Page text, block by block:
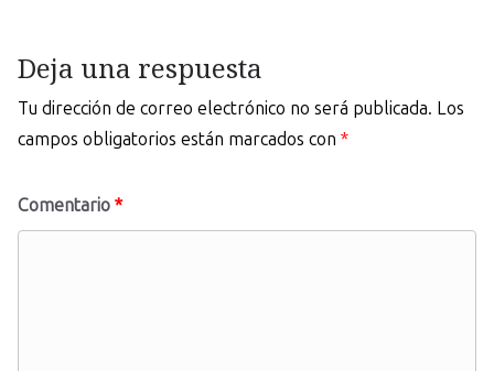
Deja una respuesta
Tu dirección de correo electrónico no será publicada. Los
campos obligatorios están marcados con *
Comentario *